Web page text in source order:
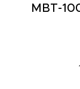
MBT-